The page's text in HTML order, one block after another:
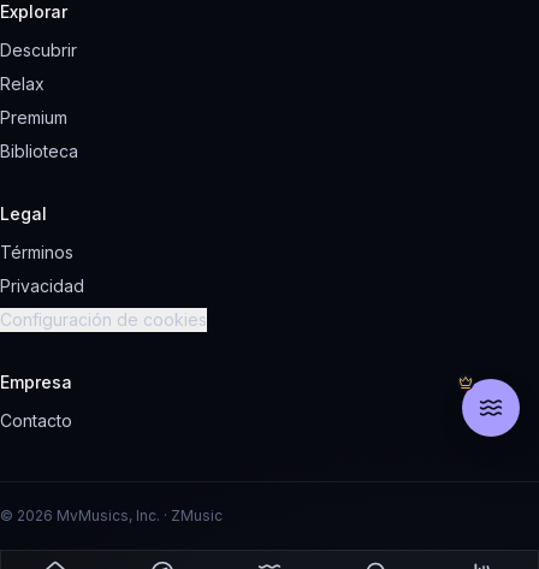
Explorar
Descubrir
Relax
Premium
Biblioteca
Legal
Términos
Privacidad
Configuración de cookies
Empresa
Contacto
© 2026 MvMusics, Inc. · ZMusic